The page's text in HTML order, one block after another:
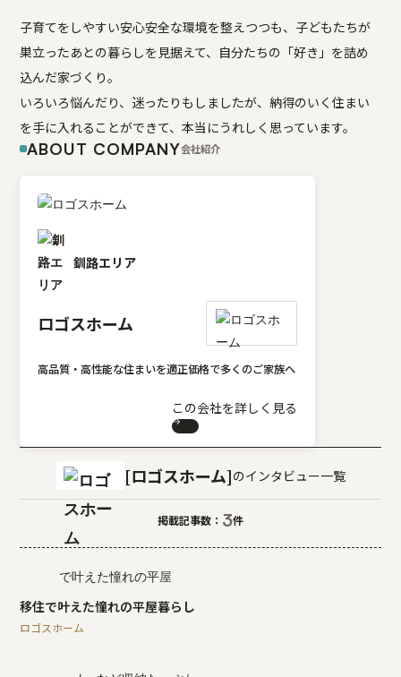
子育てをしやすい安心安全な環境を整えつつも、子どもたちが
巣立ったあとの暮らしを見据えて、自分たちの「好き」を詰め
込んだ家づくり。
いろいろ悩んだり、迷ったりもしましたが、納得のいく住まい
を手に入れることができて、本当にうれしく思っています。
ABOUT COMPANY会社紹介
釧路エリア
ロゴスホーム
高品質・高性能な住まいを適正価格で多くのご家族へ
この会社を詳しく見る
ロゴスホーム のインタビュー一覧
掲載記事数： 3件
移住で叶えた憧れの平屋暮らし
ロゴスホーム